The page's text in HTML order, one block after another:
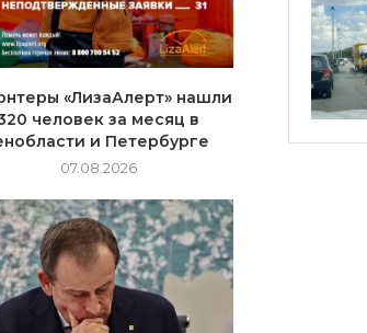
«ЛизаАлерт» нашли
человек за месяц в
и Петербурге
07.08.2026